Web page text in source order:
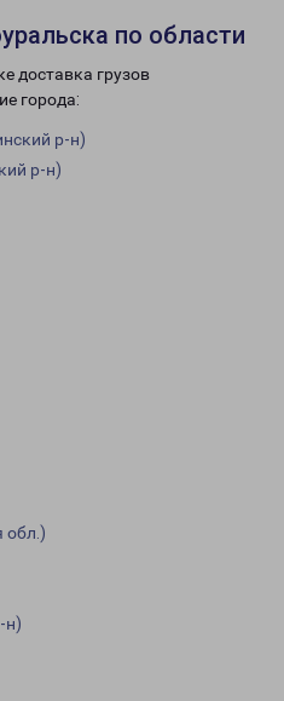
по области
доставка грузов
города:
р-н)
р-н)
обл.)
н)